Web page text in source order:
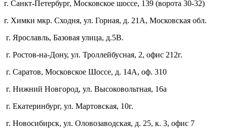
г. Санкт-Петербург, Московское шоссе, 139 (ворота 30-32)
г. Химки мкр. Сходня, ул. Горная, д. 21А, Московская обл.
г. Ярославль, Базовая улица, д.5В.
г. Ростов-на-Дону, ул. Троллейбусная, 2, офис 212г.
г. Саратов, Московское Шоссе, д. 14А, оф. 310
г. Нижний Новгород, ул. Высоковольтная, 16а
г. Екатеринбург, ул. Мартовская, 10г.
г. Новосибирск, ул. Оловозаводская, д. 25, к. 3, офис 7